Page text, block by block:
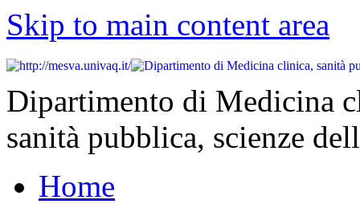
Skip to main content area
Dipartimento di Medicina
sanità pubblica, scienze
Home